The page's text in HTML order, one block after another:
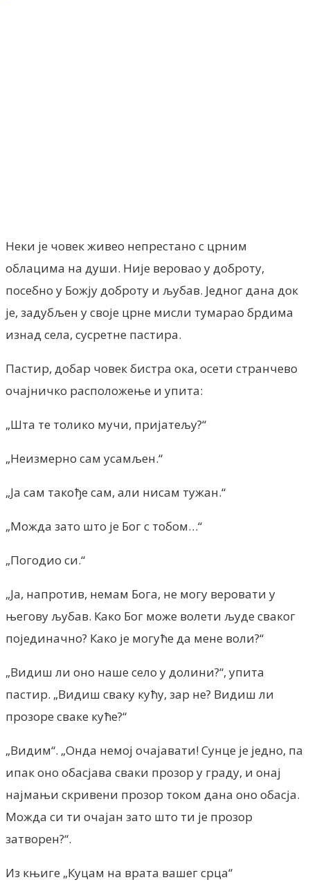
Неки је човек живео непрестано с црним
облацима на души. Није веровао у доброту,
посебно у Божју доброту и љубав. Једног дана док
је, задубљен у своје црне мисли тумарао брдима
изнад села, сусретне пастира.
Пастир, добар човек бистра ока, осети странчево
очајничко расположење и упита:
„Шта те толико мучи, пријатељу?“
„Неизмерно сам усамљен.“
„Ја сам такође сам, али нисам тужан.“
„Можда зато што је Бог с тобом…“
„Погодио си.“
„Ја, напротив, немам Бога, не могу веровати у
његову љубав. Како Бог може волети људе сваког
појединачно? Како је могуће да мене воли?“
„Видиш ли оно наше село у долини?“, упита
пастир. „Видиш сваку кућу, зар не? Видиш ли
прозоре сваке куће?“
„Видим“. „Онда немој очајавати! Сунце је једно, па
ипак оно обасјава сваки прозор у граду, и онај
најмањи скривени прозор током дана оно обасја.
Можда си ти очајан зато што ти је прозор
затворен?“.
Из књиге „Куцам на врата вашег срца“